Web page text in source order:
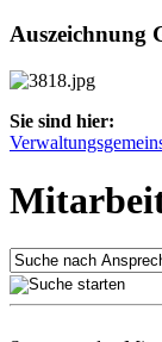
Auszeichnung
Sie sind hier: